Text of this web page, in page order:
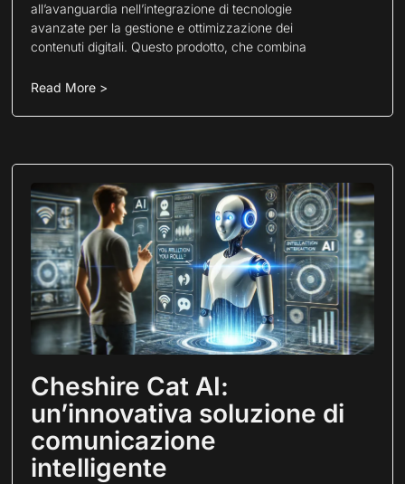
all’avanguardia nell’integrazione di tecnologie
avanzate per la gestione e ottimizzazione dei
contenuti digitali. Questo prodotto, che combina
Read More >
Cheshire Cat AI:
un’innovativa soluzione di
comunicazione
intelligente